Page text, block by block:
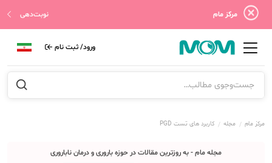
مرکز مام نوبت‌دهی
ورود/ ثبت نام
مرکز مام مجله کاربرد های تست PGD
مجله مام - به روزترین مقالات در حوزه باروری و درمان ناباروری